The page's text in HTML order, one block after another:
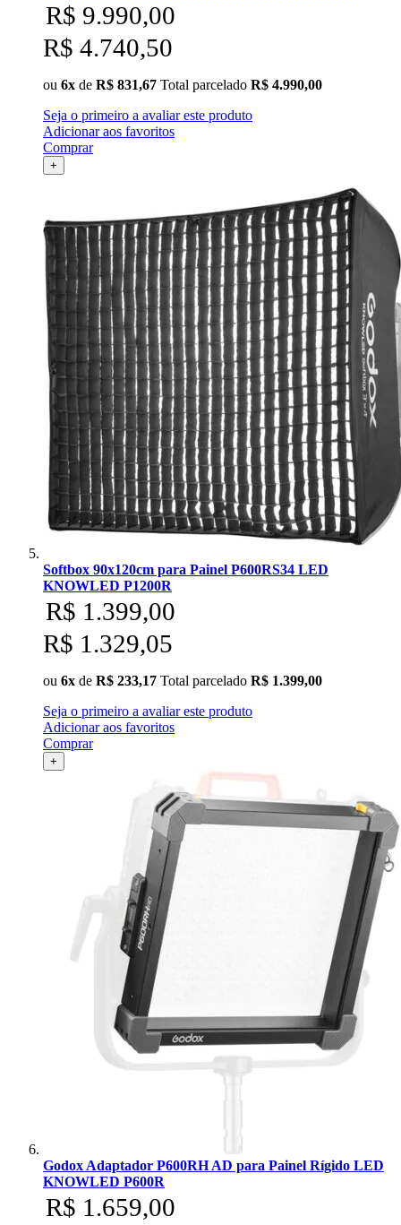
R$ 9.990,00
R$ 4.740,50
ou 6x de R$ 831,67 Total parcelado R$ 4.990,00
Seja o primeiro a avaliar este produto
Adicionar aos favoritos
Comprar
+
Softbox 90x120cm para Painel P600RS34 LED
KNOWLED P1200R
R$ 1.399,00
R$ 1.329,05
ou 6x de R$ 233,17 Total parcelado R$ 1.399,00
Seja o primeiro a avaliar este produto
Adicionar aos favoritos
Comprar
+
Godox Adaptador P600RH AD para Painel Rígido LED
KNOWLED P600R
R$ 1.659,00